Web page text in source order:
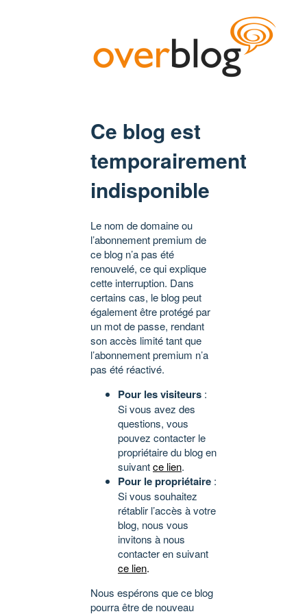
Ce blog est
temporairement
indisponible
Le nom de domaine ou
l’abonnement premium de
ce blog n’a pas été
renouvelé, ce qui explique
cette interruption. Dans
certains cas, le blog peut
également être protégé par
un mot de passe, rendant
son accès limité tant que
l’abonnement premium n’a
pas été réactivé.
Pour les visiteurs :
Si vous avez des
questions, vous
pouvez contacter le
propriétaire du blog en
suivantce lien.
Pour le propriétaire :
Si vous souhaitez
rétablir l’accès à votre
blog, nous vous
invitons à nous
contacter en suivant
ce lien.
Nous espérons que ce blog
pourra être de nouveau